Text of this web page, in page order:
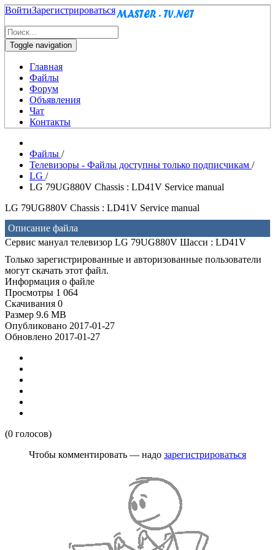
ВойтиЗарегистрироваться
Toggle navigation
Главная
Файлы
Форум
Объявления
Чат
Контакты
Файлы /
Телевизоры - Файлы доступны только подписчикам /
LG /
LG 79UG880V Chassis : LD41V Service manual
LG 79UG880V Chassis : LD41V Service manual
Описание файла
Сервис мануал телевизор LG 79UG880V Шасси : LD41V
Только зарегистрированные и авторизованные пользователи
могут скачать этот файл.
Информация о файле
Просмотры 1 064
Скачивания 0
Размер 9.6 MB
Опубликовано 2017-01-27
Обновлено 2017-01-27
(0 голосов)
Чтобы комментировать — надо зарегистрироваться